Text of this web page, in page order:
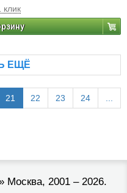
клик
ЕЩЁ
21 22 23 24 ...
Москва, 2001 – 2026.